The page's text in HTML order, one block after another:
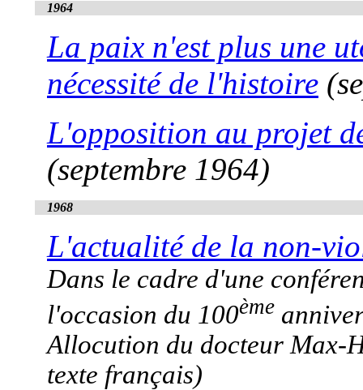
1964
La paix n'est plus une
nécessité de l'histoire
L'opposition au projet
(septembre 1964)
1968
L'actualité de la non-
Dans le cadre d'une
l'occasion du 100ème
Allocution du docteur Max-
texte français)